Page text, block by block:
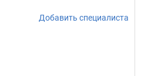
Добавить специалиста